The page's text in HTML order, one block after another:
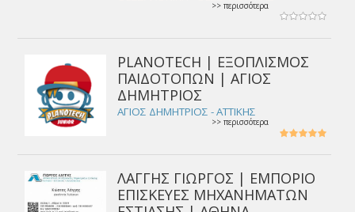
>> περισσότερα
PLANOTECH | ΕΞΟΠΛΙΣΜΟΣ
ΠΑΙΔΟΤΟΠΩΝ | ΑΓΙΟΣ
ΔΗΜΗΤΡΙΟΣ
ΑΓΙΟΣ ΔΗΜΗΤΡΙΟΣ - ΑΤΤΙΚΗΣ
>> περισσότερα
ΛΑΓΓΗΣ ΓΙΩΡΓΟΣ | ΕΜΠΟΡΙΟ
ΕΠΙΣΚΕΥΕΣ ΜΗΧΑΝΗΜΑΤΩΝ